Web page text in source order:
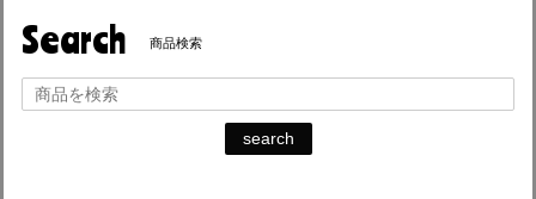
Search 商品検索
search